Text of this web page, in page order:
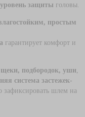
защиты головы.
простым
гарантирует комфорт и
щеки, подбородок, уши
система застежек-
зафиксировать шлем на